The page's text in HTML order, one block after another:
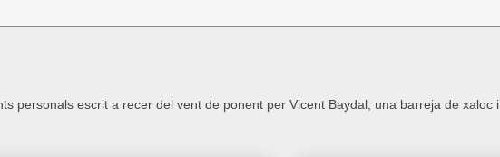
personals escrit a recer del vent de ponent per Vicent Baydal, una barreja de xaloc i